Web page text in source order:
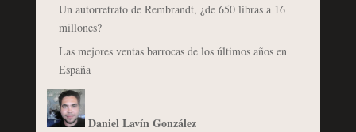
Un autorretrato de Rembrandt, ¿de 650 libras a 16
millones?
Las mejores ventas barrocas de los últimos años en
España
Daniel Lavín González